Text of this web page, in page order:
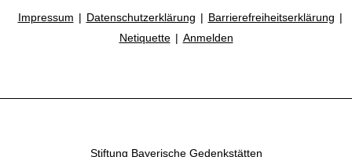
Impressum Datenschutzerklärung
Barrierefreiheitserklärung
Netiquette
Anmelden
Stiftung Bayerische Gedenkstätten